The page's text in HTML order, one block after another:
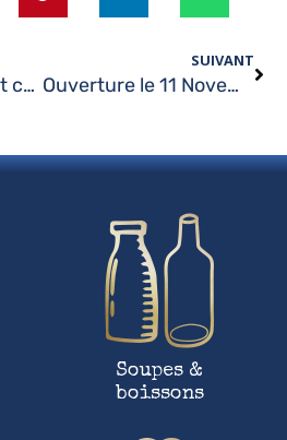
La semaine du goût chez Maison Lesdos
SUIVANT
Ouverture le 11 Novembre
Soupes &
boissons